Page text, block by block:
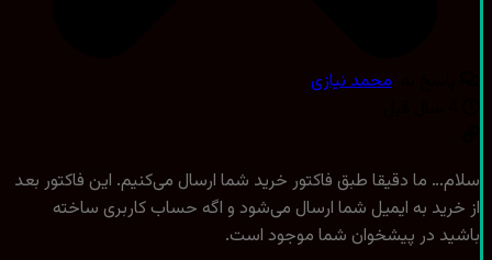
محمد نیازی
ما دقیقا طبق فاکتور خرید شما ارسال می‌کنیم. این فاکتور بعد
به ایمیل شما ارسال می‌شود و اگه حساب کاربری ساخته
در پیشخوان شما موجود است.